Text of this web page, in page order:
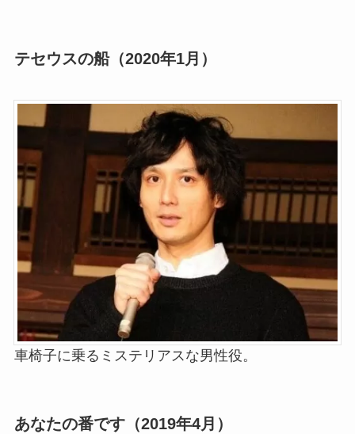
テセウスの船（2020年1月）
車椅子に乗るミステリアスな男性役。
あなたの番です（2019年4月）